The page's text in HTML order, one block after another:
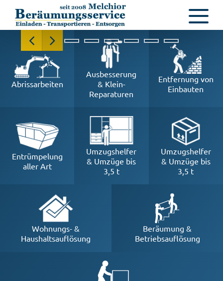
Abrissarbeiten
Ausbesserung
& Klein-
Reparaturen
Entfernung von
Einbauten
Entrümpelung
aller Art
Umzugshelfer
& Umzüge bis
3,5 t
Umzugshelfer
& Umzüge bis
3,5 t
Wohnungs- &
Haushaltsauflösung
Beräumung &
Betriebsauflösung